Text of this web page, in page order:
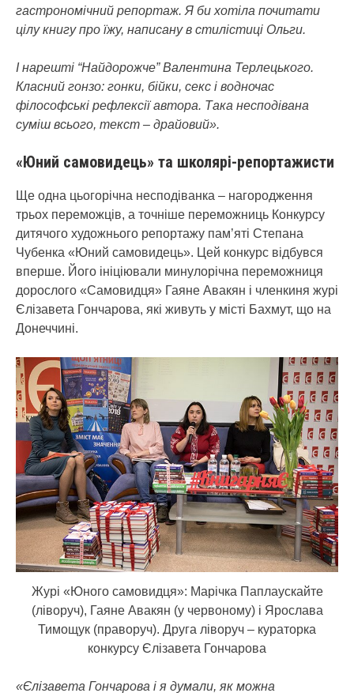
гастрономічний репортаж. Я би хотіла почитати
цілу книгу про їжу, написану в стилістиці Ольги.
І нарешті “Найдорожче” Валентина Терлецького.
Класний гонзо: гонки, бійки, секс і водночас
філософські рефлексії автора. Така несподівана
суміш всього, текст – драйовий».
«Юний самовидець» та школярі-репортажисти
Ще одна цьогорічна несподіванка – нагородження
трьох переможців, а точніше переможниць Конкурсу
дитячого художнього репортажу пам’яті Степана
Чубенка «Юний самовидець». Цей конкурс відбувся
вперше. Його ініціювали минулорічна переможниця
дорослого «Самовидця» Гаяне Авакян і членкиня журі
Єлізавета Гончарова, які живуть у місті Бахмут, що на
Донеччині.
Журі «Юного самовидця»: Марічка Паплаускайте
(ліворуч), Гаяне Авакян (у червоному) і Ярослава
Тимощук (праворуч). Друга ліворуч – кураторка
конкурсу Єлізавета Гончарова
«Єлізавета Гончарова і я думали, як можна